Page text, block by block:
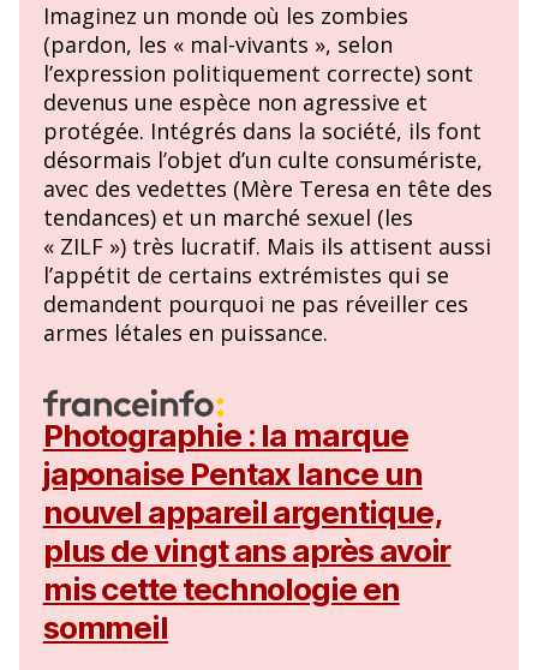
Imaginez un monde où les zombies
(pardon, les « mal-vivants », selon
l’expression politiquement correcte) sont
devenus une espèce non agressive et
protégée. Intégrés dans la société, ils font
désormais l’objet d’un culte consumériste,
avec des vedettes (Mère Teresa en tête des
tendances) et un marché sexuel (les
« ZILF ») très lucratif. Mais ils attisent aussi
l’appétit de certains extrémistes qui se
demandent pourquoi ne pas réveiller ces
armes létales en puissance.
Photographie : la marque
japonaise Pentax lance un
nouvel appareil argentique,
plus de vingt ans après avoir
mis cette technologie en
sommeil